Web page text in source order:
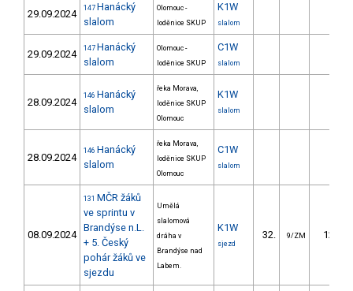
29.09.2024 147 Hanácký
slalom
Olomouc -
loděnice SKUP
K1W
slalom
29.09.2024 147 Hanácký
slalom
Olomouc -
loděnice SKUP
C1W
slalom
28.09.2024
146 Hanácký
slalom
řeka Morava,
loděnice SKUP
Olomouc
K1W
slalom
28.09.2024
146 Hanácký
slalom
řeka Morava,
loděnice SKUP
Olomouc
C1W
slalom
08.09.2024
131 MČR žáků
ve sprintu v
Brandýse n.L.
+ 5. Český
pohár žáků ve
sjezdu
Umělá
slalomová
dráha v
Brandýse nad
Labem.
K1W
sjezd
32. 9/ZM 12.81